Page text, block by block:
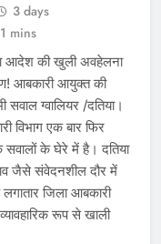
3 days
1 mins
आदेश की खुली अवहेलना
आबकारी आयुक्त की
सवाल ग्वालियर /दतिया।
विभाग एक बार फिर
सवालों के घेरे में है। दतिया
जैसे संवेदनशील दौर में
जिला आबकारी
रूप से खाली